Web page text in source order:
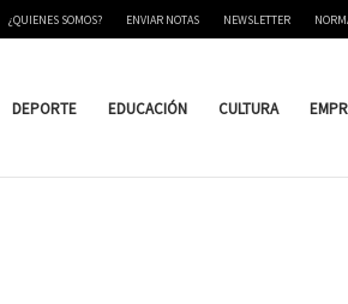
¿QUIENES SOMOS? ENVIAR NOTAS NEWSLETTER
DEPORTE EDUCACIÓN CULTURA